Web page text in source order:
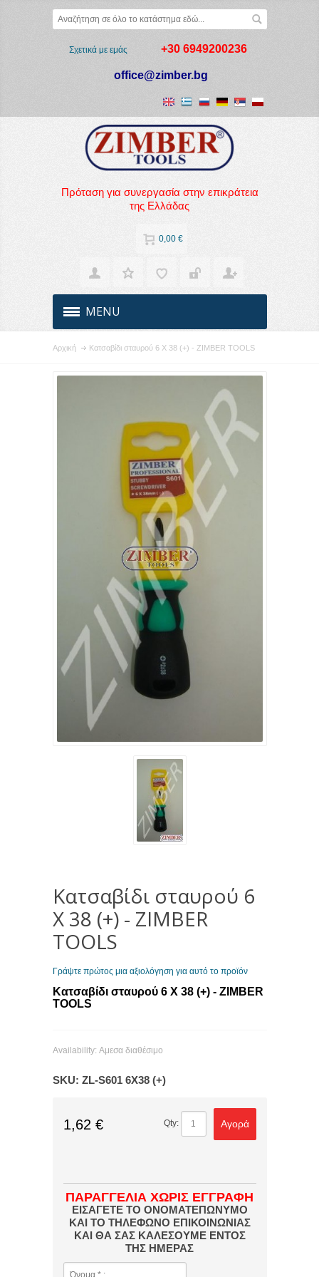
Σχετικά με εμάς +30 6949200236
office@zimber.bg
Πρόταση για συνεργασία στην επικράτεια
της Ελλάδας
0,00 €
MENU
Αρχική Κατσαβίδι σταυρού 6 X 38 (+) - ZIMBER TOOLS
Κατσαβίδι σταυρού 6
X 38 (+) - ZIMBER
TOOLS
Γράψτε πρώτος μια αξιολόγηση για αυτό το προϊόν
Κατσαβίδι σταυρού 6 X 38 (+) - ZIMBER
TOOLS
Availability: Αμεσα διαθέσιμο
SKU: ZL-S601 6X38 (+)
1,62 € Qty: Αγορά
ΠΑΡΑΓΓΕΛΙΑ ΧΩΡΙΣ ΕΓΓΡΑΦΗ
ΕΙΣΑΓΕΤΕ ΤΟ ΟΝΟΜΑΤΕΠΩΝΥΜΟ
ΚΑΙ ΤΟ ΤΗΛΕΦΩΝΟ ΕΠΙΚΟΙΝΩΝΙΑΣ
ΚΑΙ ΘΑ ΣΑΣ ΚΑΛΕΣΟΥΜΕ ΕΝΤΟΣ
ΤΗΣ ΗΜΕΡΑΣ